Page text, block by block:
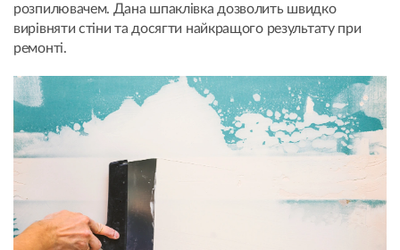
розпилювачем. Дана шпаклівка дозволить швидко
вирівняти стіни та досягти найкращого результату при
ремонті.